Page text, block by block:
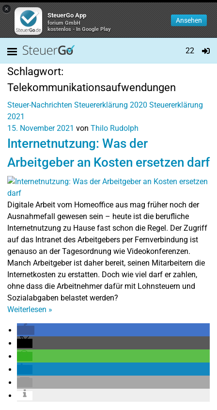
×
SteuerGo App
forium GmbH
kostenlos - In Google Play
Ansehen
22
Schlagwort:
Telekommunikationsaufwendungen
Steuer-Nachrichten Steuererklärung 2020 Steuererklärung
2021
15. November 2021 von Thilo Rudolph
Internetnutzung: Was der
Arbeitgeber an Kosten ersetzen darf
Digitale Arbeit vom Homeoffice aus mag früher noch der
Ausnahmefall gewesen sein – heute ist die berufliche
Internetnutzung zu Hause fast schon die Regel. Der Zugriff
auf das Intranet des Arbeitgebers per Fernverbindung ist
genauso an der Tagesordnung wie Videokonferenzen.
Manch Arbeitgeber ist daher bereit, seinen Mitarbeitern die
Internetkosten zu erstatten. Doch wie viel darf er zahlen,
ohne dass die Arbeitnehmer dafür mit Lohnsteuern und
Sozialabgaben belastet werden?
Weiterlesen »